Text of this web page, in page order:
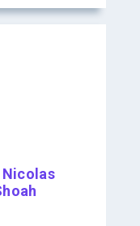
Nicolas